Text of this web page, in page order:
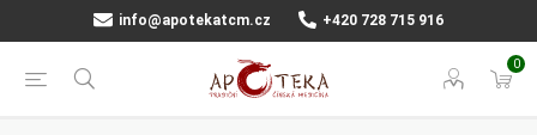
info@apotekatcm.cz +420 728 715 916
0